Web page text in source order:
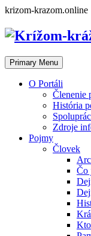
Skip
content
krizom-krazom.online
Primary Menu
O Portáli
Členenie
História
Zdroje
Pojmy
Človek
Čo